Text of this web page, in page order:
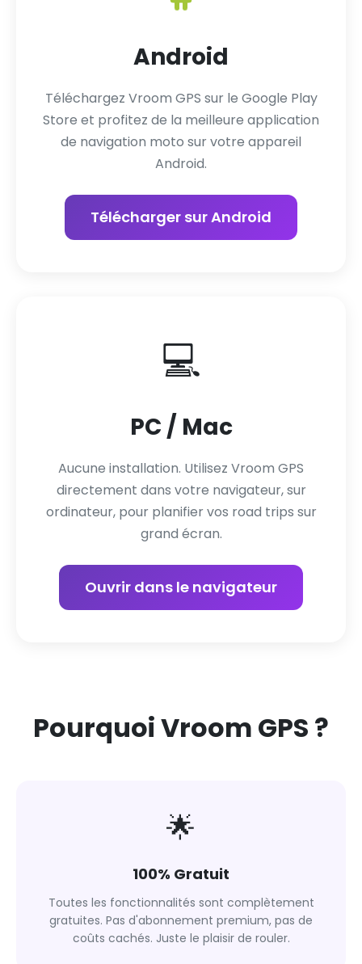
Android
Téléchargez Vroom GPS sur le Google Play
Store et profitez de la meilleure application
de navigation moto sur votre appareil
Android.
Télécharger sur Android
💻
PC / Mac
Aucune installation. Utilisez Vroom GPS
directement dans votre navigateur, sur
ordinateur, pour planifier vos road trips sur
grand écran.
Ouvrir dans le navigateur
Pourquoi Vroom GPS ?
🌟
100% Gratuit
Toutes les fonctionnalités sont complètement
gratuites. Pas d'abonnement premium, pas de
coûts cachés. Juste le plaisir de rouler.